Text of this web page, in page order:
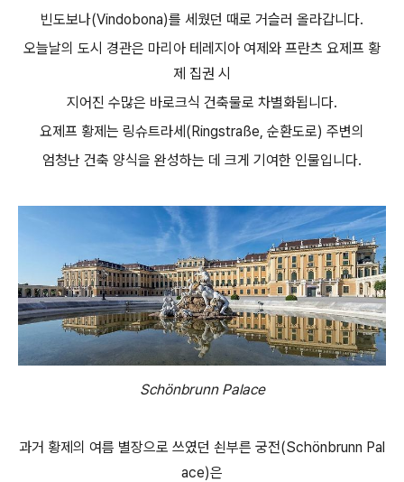
빈도보나(Vindobona)를 세웠던 때로 거슬러 올라갑니다.
오늘날의 도시 경관은 마리아 테레지아 여제와 프란츠 요제프 황
제 집권 시
지어진 수많은 바로크식 건축물로 차별화됩니다.
요제프 황제는 링슈트라세(Ringstraße, 순환도로) 주변의
엄청난 건축 양식을 완성하는 데 크게 기여한 인물입니다.
Schönbrunn Palace
과거 황제의 여름 별장으로 쓰였던 쇤부른 궁전(Schönbrunn Pal
ace)은